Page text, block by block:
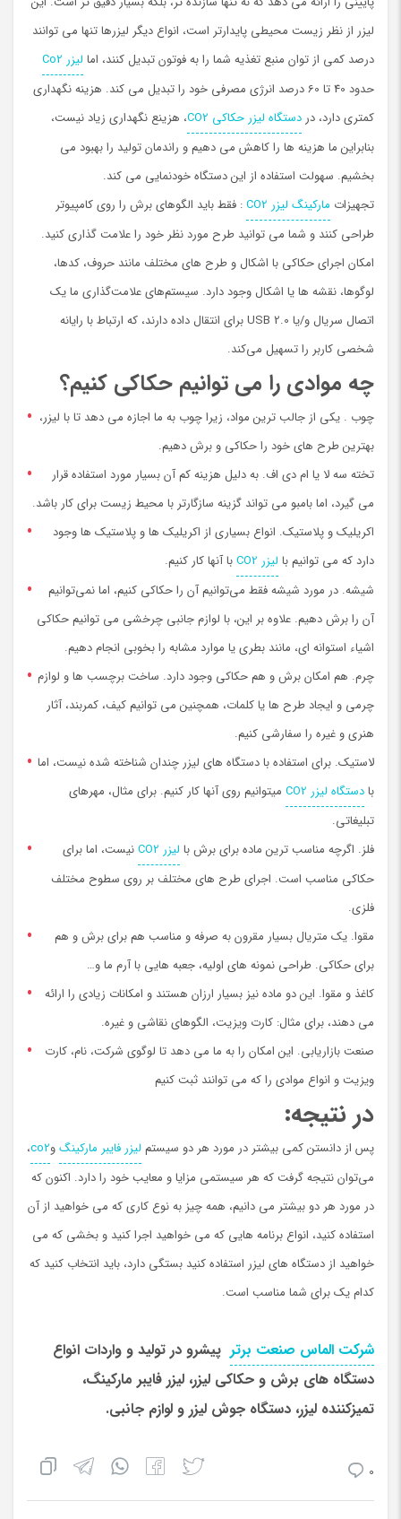
لیزر از نظر زیست محیطی پایدارتر است، انواع دیگر لیزرها تنها می توانند
درصد کمی از توان منبع تغذیه شما را به فوتون تبدیل کنند، اما لیزر Co2
حدود 40 تا 60 درصد انرژی مصرفی خود را تبدیل می کند. هزینه نگهداری
کمتری دارد، در دستگاه لیزر حکاکی CO2
، هزینع نگهداری زیاد نیست،
بنابراین ما هزینه ها را کاهش می دهیم و راندمان تولید را بهبود می
بخشیم. سهولت استفاده از این دستگاه خودنمایی می کند.
تجهیزات مارکينگ لیزر CO2
: فقط باید الگوهای برش را روی کامپیوتر
طراحی کنند و شما می توانید طرح مورد نظر خود را علامت گذاری کنید.
امکان اجرای حکاکی با اشکال و طرح های مختلف مانند حروف، کدها،
لوگوها، نقشه ها یا اشکال وجود دارد. سیستم‌های علامت‌گذاری ما یک
اتصال سریال و/یا USB 2.0 برای انتقال داده دارند، که ارتباط با رایانه
شخصی کاربر را تسهیل می‌کند.
چه موادی را می توانیم حکاکی کنیم؟
چوب . یکی از جالب ترین مواد، زیرا چوب به ما اجازه می دهد تا با لیزر،
بهترین طرح های خود را حکاکی و برش دهیم.
تخته سه لا یا ام دی اف. به دلیل هزینه کم آن بسیار مورد استفاده قرار
می گیرد، اما بامبو می تواند گزینه سازگارتر با محیط زیست برای کار باشد.
اکریلیک و پلاستیک. انواع بسیاری از اکریلیک ها و پلاستیک ها وجود
دارد که می توانیم با لیزر CO2
با آنها کار کنیم.
شیشه. در مورد شیشه فقط می‌توانیم آن را حکاکی کنیم، اما نمی‌توانیم
آن را برش دهیم. علاوه بر این، با لوازم جانبی چرخشی می توانیم حکاکی
اشیاء استوانه ای، مانند بطری یا موارد مشابه را بخوبی انجام دهیم.
چرم. هم امکان برش و هم حکاکی وجود دارد. ساخت برچسب ها و لوازم
چرمی و ایجاد طرح ها یا کلمات، همچنین می توانیم کیف، کمربند، آثار
هنری و غیره را سفارشی کنیم.
لاستیک. برای استفاده با دستگاه های لیزر چندان شناخته شده نیست، اما
بادستگاه لیزر CO2
میتوانیم روی آنها کار کنیم. برای مثال، مهرهای
تبلیغاتی.
فلز. اگرچه مناسب ترین ماده برای برش با لیزر CO2
نیست، اما برای
حکاکی مناسب است. اجرای طرح های مختلف بر روی سطوح مختلف
فلزی.
مقوا. یک متریال بسیار مقرون به صرفه و مناسب هم برای برش و هم
برای حکاکی. طراحی نمونه های اولیه، جعبه هایی با آرم ما و…
کاغذ و مقوا. این دو ماده نیز بسیار ارزان هستند و امکانات زیادی را ارائه
می دهند، برای مثال: کارت ویزیت، الگوهای نقاشی و غیره.
صنعت بازاریابی. این امکان را به ما می دهد تا لوگوی شرکت، نام، کارت
ویزیت و انواع موادی را که می توانند ثبت کنیم
در نتیجه:
پس از دانستن کمی بیشتر در مورد هر دو سیستم لیزر فایبر مارکینگوco2،
می‌توان نتیجه گرفت که هر سیستمی مزایا و معایب خود را دارد. اکنون که
در مورد هر دو بیشتر می دانیم، همه چیز به نوع کاری که می خواهید از آن
استفاده کنید، انواع برنامه هایی که می خواهید اجرا کنید و بخشی که می
خواهید از دستگاه های لیزر استفاده کنید بستگی دارد، باید انتخاب کنید که
کدام یک برای شما مناسب است.
شرکت الماس صنعت برتر پيشرو در تولید و واردات انواع
دستگاه های برش و حکاکی لیزر، لیزر فايبر مارکينگ،
تمیزکننده لیزر، دستگاه جوش لیزر و لوازم جانبی.
0